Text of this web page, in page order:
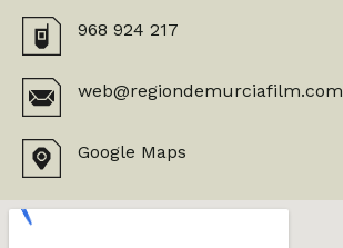
968 924 217
web@regiondemurciafilm.com
Google Maps